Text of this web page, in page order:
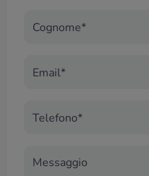
Cognome*
Email*
Telefono*
Messaggio